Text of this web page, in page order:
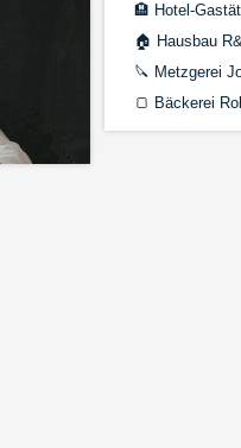
🏨 Hotel-
🏠 Hausbau
🔪 Metzgerei
🍞 Bäckerei